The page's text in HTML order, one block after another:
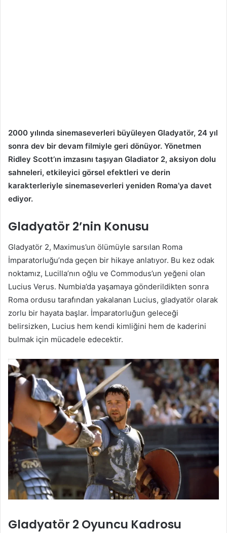
2000 yılında sinemaseverleri büyüleyen Gladyatör, 24 yıl
sonra dev bir devam filmiyle geri dönüyor. Yönetmen
Ridley Scott’ın imzasını taşıyan Gladiator 2, aksiyon dolu
sahneleri, etkileyici görsel efektleri ve derin
karakterleriyle sinemaseverleri yeniden Roma’ya davet
ediyor.
Gladyatör 2’nin Konusu
Gladyatör 2, Maximus’un ölümüyle sarsılan Roma
İmparatorluğu’nda geçen bir hikaye anlatıyor. Bu kez odak
noktamız, Lucilla’nın oğlu ve Commodus’un yeğeni olan
Lucius Verus. Numbia’da yaşamaya gönderildikten sonra
Roma ordusu tarafından yakalanan Lucius, gladyatör olarak
zorlu bir hayata başlar. İmparatorluğun geleceği
belirsizken, Lucius hem kendi kimliğini hem de kaderini
bulmak için mücadele edecektir.
Gladyatör 2 Oyuncu Kadrosu